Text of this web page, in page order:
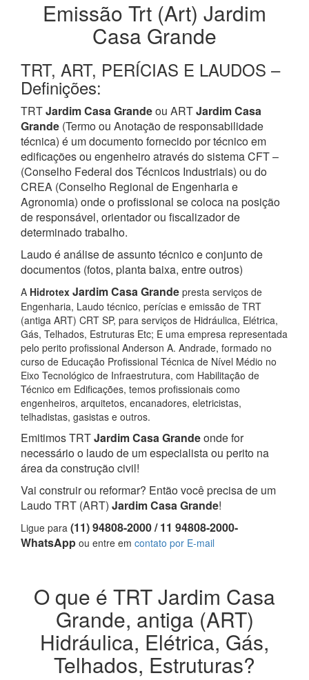
Emissão Trt (Art) Jardim
Casa Grande
TRT, ART, PERÍCIAS E LAUDOS –
Definições:
TRTJardim Casa Grandeou ARTJardim Casa
Grande (Termo ou Anotação de responsabilidade
técnica) é um documento fornecido por técnico em
edificações ou engenheiro através do sistema CFT –
(Conselho Federal dos Técnicos Industriais) ou do
CREA (Conselho Regional de Engenharia e
Agronomia) onde o profissional se coloca na posição
de responsável, orientador ou fiscalizador de
determinado trabalho.
Laudo é análise de assunto técnico e conjunto de
documentos (fotos, planta baixa, entre outros)
A Hidrotex Jardim Casa Grande presta serviços de
Engenharia, Laudo técnico, perícias e emissão de TRT
(antiga ART) CRT SP, para serviços de Hidráulica, Elétrica,
Gás, Telhados, Estruturas Etc; E uma empresa representada
pelo perito profissional Anderson A. Andrade, formado no
curso de Educação Profissional Técnica de Nível Médio no
Eixo Tecnológico de Infraestrutura, com Habilitação de
Técnico em Edificações, temos profissionais como
engenheiros, arquitetos, encanadores, eletricistas,
telhadistas, gasistas e outros.
Emitimos TRTJardim Casa Grandeonde for
necessário o laudo de um especialista ou perito na
área da construção civil!
Vai construir ou reformar? Então você precisa de um
Laudo TRT (ART) Jardim Casa Grande!
Ligue para (11) 94808-2000 / 11 94808-2000-
WhatsApp ou entre em contato por E-mail
O que é TRT Jardim Casa
Grande, antiga (ART)
Hidráulica, Elétrica, Gás,
Telhados, Estruturas?